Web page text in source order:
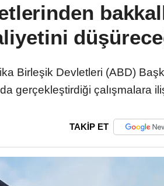
Birleşik Devletleri (ABD)
gerçekleştirdiği çalışmalara
TAKİP ET